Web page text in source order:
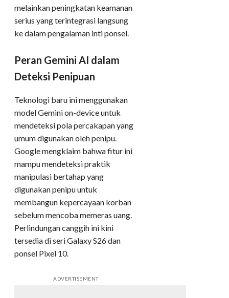
melainkan peningkatan keamanan
serius yang terintegrasi langsung
ke dalam pengalaman inti ponsel.​
Peran Gemini AI dalam
Deteksi Penipuan
Teknologi baru ini menggunakan
model Gemini on-device untuk
mendeteksi pola percakapan yang
umum digunakan oleh penipu.
Google mengklaim bahwa fitur ini
mampu mendeteksi praktik
manipulasi bertahap yang
digunakan penipu untuk
membangun kepercayaan korban
sebelum mencoba memeras uang.
Perlindungan canggih ini kini
tersedia di seri Galaxy S26 dan
ponsel Pixel 10.
ADVERTISEMENT